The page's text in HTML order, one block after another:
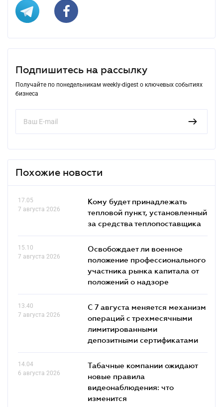
Подпишитесь на рассылку
Получайте по понедельникам weekly-digest о ключевых событиях
бизнеса
Похожие новости
17.05
7 августа 2026
Кому будет принадлежать
тепловой пункт, установленный
за средства теплопоставщика
15.10
7 августа 2026
Освобождает ли военное
положение профессионального
участника рынка капитала от
положений о надзоре
13.40
7 августа 2026
С 7 августа меняется механизм
операций с трехмесячными
лимитированными
депозитными сертификатами
14.04
6 августа 2026
Табачные компании ожидают
новые правила
видеонаблюдения: что
изменится